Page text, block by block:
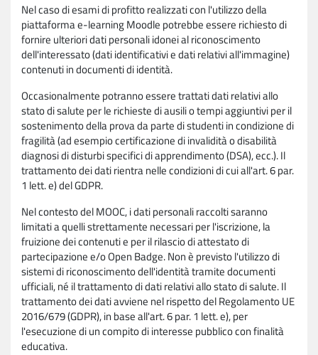
Nel caso di esami di profitto realizzati con l'utilizzo della
piattaforma e-learning Moodle potrebbe essere richiesto di
fornire ulteriori dati personali idonei al riconoscimento
dell'interessato (dati identificativi e dati relativi all'immagine)
contenuti in documenti di identità.
Occasionalmente potranno essere trattati dati relativi allo
stato di salute per le richieste di ausili o tempi aggiuntivi per il
sostenimento della prova da parte di studenti in condizione di
fragilità (ad esempio certificazione di invalidità o disabilità
diagnosi di disturbi specifici di apprendimento (DSA), ecc.). Il
trattamento dei dati rientra nelle condizioni di cui all'art. 6 par.
1 lett. e) del GDPR.
Nel contesto del MOOC, i dati personali raccolti saranno
limitati a quelli strettamente necessari per l'iscrizione, la
fruizione dei contenuti e per il rilascio di attestato di
partecipazione e/o Open Badge. Non è previsto l'utilizzo di
sistemi di riconoscimento dell'identità tramite documenti
ufficiali, né il trattamento di dati relativi allo stato di salute. Il
trattamento dei dati avviene nel rispetto del Regolamento UE
2016/679 (GDPR), in base all'art. 6 par. 1 lett. e), per
l'esecuzione di un compito di interesse pubblico con finalità
educativa.